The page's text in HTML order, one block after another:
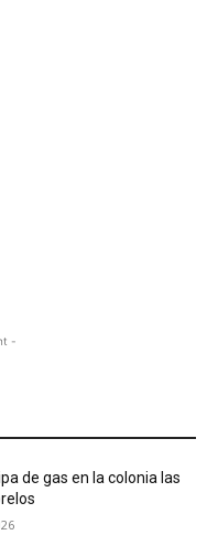
-
de gas en la colonia las